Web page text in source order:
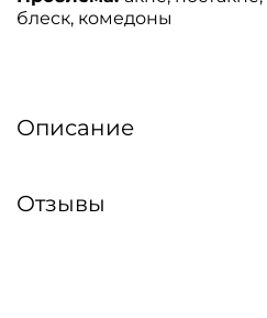
блеск, комедоны
Описание
Отзывы